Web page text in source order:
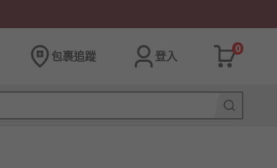
包裹追蹤 登入
0